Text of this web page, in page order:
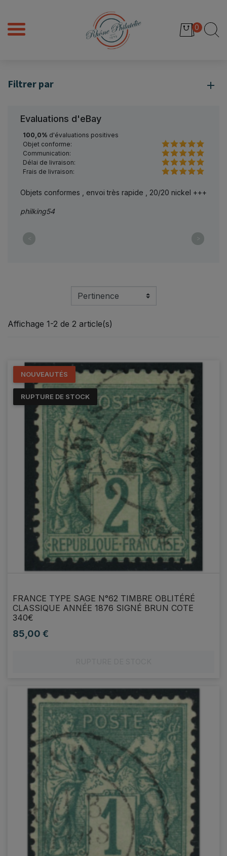
0
Filtrer par
Evaluations d'eBay
100,0% d'évaluations positives
Objet conforme:
Communication:
Délai de livraison:
Frais de livraison:
Objets conformes , envoi très rapide , 20/20 nickel +++
philking54
< >
Affichage 1-2 de 2 article(s)
FRANCE TYPE SAGE N°62 TIMBRE OBLITÉRÉ
CLASSIQUE ANNÉE 1876 SIGNÉ BRUN COTE
340€
Prix
85,00 €
NOUVEAUTÉS
RUPTURE DE STOCK